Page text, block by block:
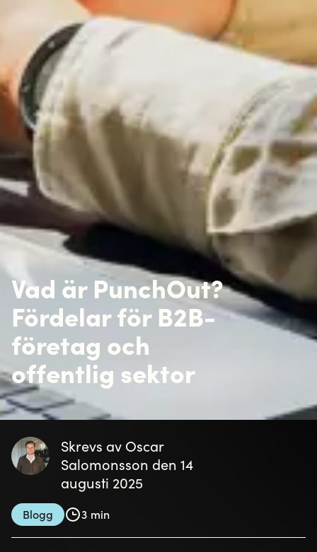
Vad är PunchOut?
Fördelar för B2B-
företag och
offentlig sektor
Skrevs av Oscar
Salomonsson den 14
augusti 2025
Blogg 3 min